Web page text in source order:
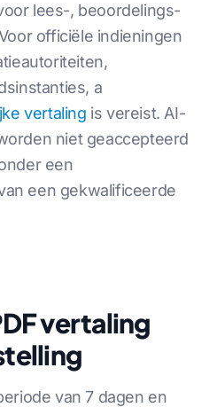
lees-, beoordelings-
officiële indieningen
a
vertaling is vereist. AI-
niet geaccepteerd
een
een gekwalificeerde
vertaling
van 7 dagen en